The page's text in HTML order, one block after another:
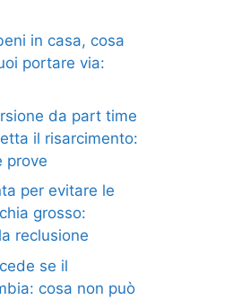
in casa, cosa
portare via:
da part time
il risarcimento:
prove
per evitare le
grosso:
reclusione
se il
cosa non può